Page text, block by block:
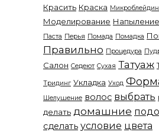
Красить Краска
Моделирование Напыление
Паста Перья Помада Помадка
Правильно Процедура
Салон Седеют Сухая Татуаж
Тридинг Укладка Уход
Шелушение волос выбрать
делать домашние
сделать условие цвета